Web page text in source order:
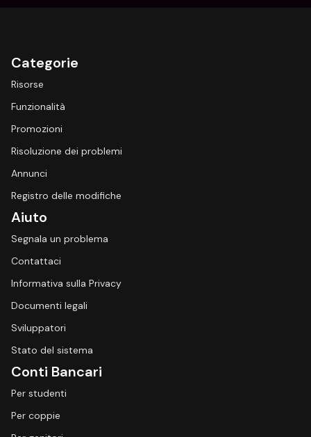
Categorie
Risorse
Funzionalità
Promozioni
Risoluzione dei problemi
Annunci
Registro delle modifiche
Aiuto
Segnala un problema
Contattaci
Informativa sulla Privacy
Documenti legali
Sviluppatori
Stato del sistema
Conti Bancari
Per studenti
Per coppie